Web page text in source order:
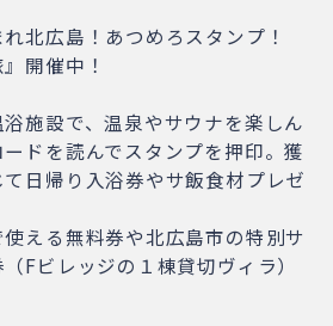
北広島！あつめろスタンプ！
開催中！
施設で、温泉やサウナを楽しん
ドを読んでスタンプを押印。獲
日帰り入浴券やサ飯食材プレゼ
える無料券や北広島市の特別サ
Fビレッジの１棟貸切ヴィラ）